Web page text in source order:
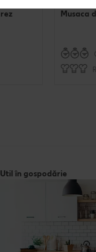
Musaca
Util în gospodărie